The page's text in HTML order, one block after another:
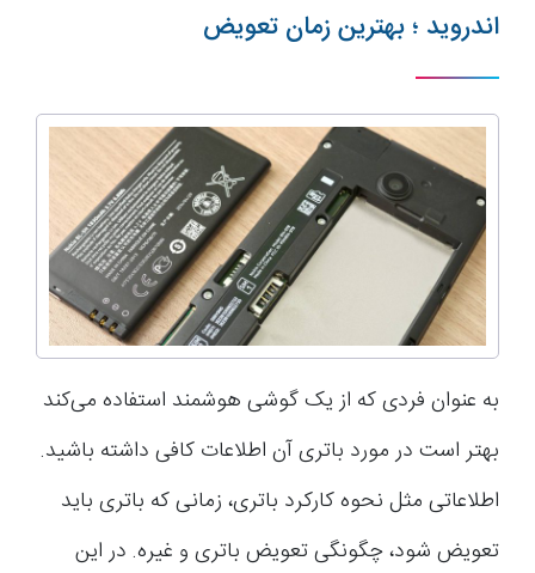
اندروید ؛ بهترین زمان تعویض
به عنوان فردی که از یک گوشی هوشمند استفاده می‌کند
بهتر است در مورد باتری آن اطلاعات کافی داشته باشید.
اطلاعاتی مثل نحوه کارکرد باتری، زمانی که باتری باید
تعویض شود، چگونگی تعویض باتری و غیره. در این